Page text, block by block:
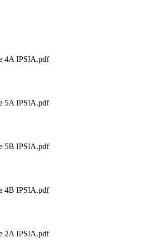
4A IPSIA.pdf
5A IPSIA.pdf
5B IPSIA.pdf
4B IPSIA.pdf
2A IPSIA.pdf